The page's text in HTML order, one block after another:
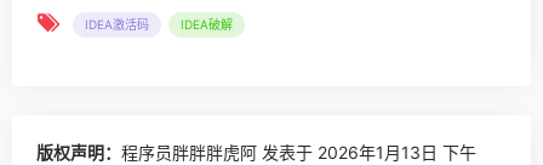
IDEA激活码 IDEA破解
版权声明： 程序员胖胖胖虎阿 发表于 2026年1月13日 下午